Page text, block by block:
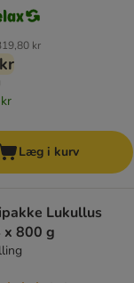
kr
Læg i kurv
Lukullus
800 g